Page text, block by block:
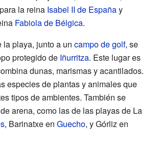
la reina Isabel II de Españay
Fabiola de Bélgica.
la playa, junto a un campo de golf, se
protegido de Iñurritza. Este lugar es
dunas, marismas y acantilados.
especies de plantas y animales que
tipos de ambientes. También se
arena, como las de las playas de La
, Barinatxe en Guecho, y Górliz en